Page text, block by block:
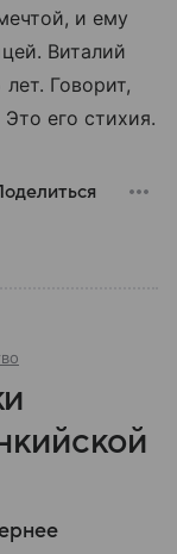
и ему
Виталий
Говорит,
его стихия.